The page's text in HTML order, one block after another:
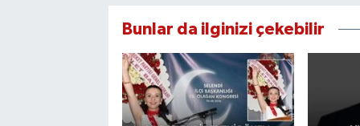
Bunlar da ilginizi çekebilir